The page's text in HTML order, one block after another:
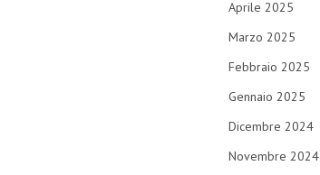
Aprile 2025
Marzo 2025
Febbraio 2025
Gennaio 2025
Dicembre 2024
Novembre 2024